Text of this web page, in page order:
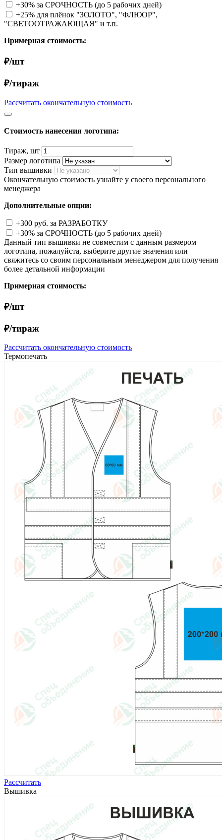
+30% за СРОЧНОСТЬ (до 5 рабочих дней)
+25% для плёнок "ЗОЛОТО", "ФЛЮОР",
"СВЕТООТРАЖАЮЩАЯ" и т.п.
Примерная стоимость:
₽/шт
₽/тираж
Рассчитать окончательную стоимость
Стоимость нанесения логотипа:
Тираж, шт
Размер логотипа
Тип вышивки
Окончательную стоимость узнайте у своего персонального
менеджера
Дополнительные опции:
+300 руб. за РАЗРАБОТКУ
+30% за СРОЧНОСТЬ (до 5 рабочих дней)
Данный тип вышивки не совместим с данным размером
логотипа, пожалуйста, выберите другие значения или
свяжитесь со своим персональным менеджером для получения
более детальной информации
Примерная стоимость:
₽/шт
₽/тираж
Рассчитать окончательную стоимость
Термопечать
Рассчитать
Вышивка